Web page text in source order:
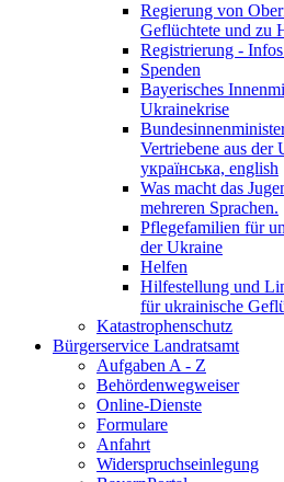
Regierung von
Geflüchtete und zu
Registrierung -
Spenden
Bayerisches
Ukrainekrise
Vertriebene aus der
українська, english
Was macht das
mehreren Sprachen.
Pflegefamilien für
der Ukraine
Helfen
Hilfestellung und
für ukrainische
Katastrophenschutz
Bürgerservice Landratsamt
Aufgaben A - Z
Behördenwegweiser
Online-Dienste
Formulare
Anfahrt
Widerspruchseinlegung